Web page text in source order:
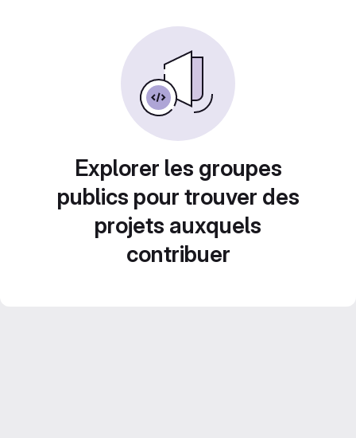
Explorer les groupes
publics pour trouver des
projets auxquels
contribuer